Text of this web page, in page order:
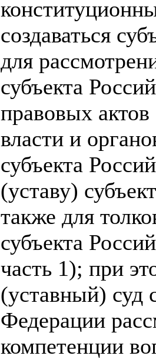
создаваться
для
субъекта
правовых актов
власти и
субъекта
(уставу)
также для
субъекта
часть 1); при
(уставный) суд
Федерации
компетенции